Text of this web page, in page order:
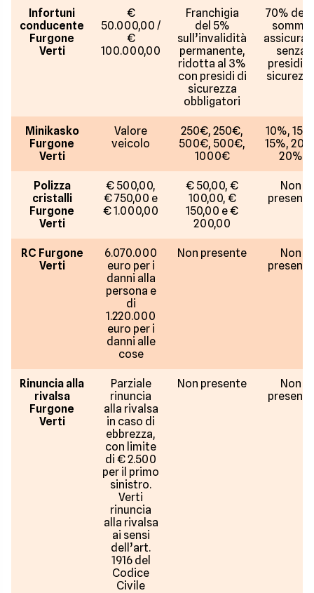
Infortuni
conducente
Furgone
Verti
€
50.000,00 /
€
100.000,00
Franchigia
del 5%
sull’invalidità
permanente,
ridotta al 3%
con presidi di
sicurezza
obbligatori
70%
somma
senza
presidi di
Minikasko
Furgone
Verti
Valore
veicolo
250€, 250€,
500€, 500€,
1000€
10%,
15%,
20%
Polizza
cristalli
Furgone
Verti
€ 500,00,
€ 750,00 e
€ 1.000,00
€ 50,00, €
100,00, €
150,00 e €
200,00
Non
presente
RC Furgone
Verti
6.070.000
euro per i
danni alla
persona e
di
1.220.000
euro per i
danni alle
cose
Non presente
Non
presente
Rinuncia alla
rivalsa
Furgone
Verti
Parziale
rinuncia
alla rivalsa
in caso di
ebbrezza,
con limite
di € 2.500
per il primo
sinistro.
Verti
rinuncia
alla rivalsa
ai sensi
dell’art.
1916 del
Codice
Civile
Non presente
Non
presente